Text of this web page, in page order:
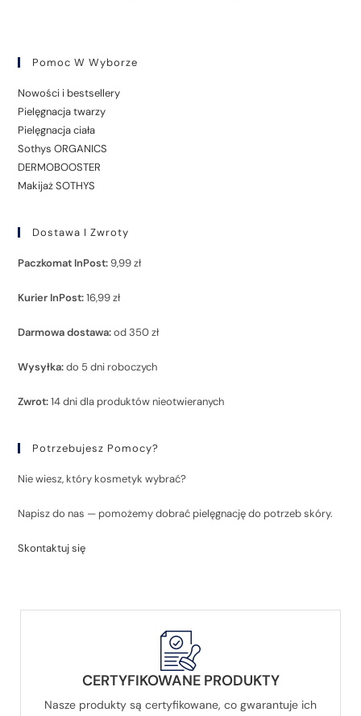
Pomoc W Wyborze
Nowości i bestsellery
Pielęgnacja twarzy
Pielęgnacja ciała
Sothys ORGANICS
DERMOBOOSTER
Makijaż SOTHYS
Dostawa I Zwroty
Paczkomat InPost:9,99 zł
Kurier InPost:16,99 zł
Darmowa dostawa:od 350 zł
Wysyłka:do 5 dni roboczych
Zwrot:14 dni dla produktów nieotwieranych
Potrzebujesz Pomocy?
Nie wiesz, który kosmetyk wybrać?
Napisz do nas — pomożemy dobrać pielęgnację do potrzeb skóry.
Skontaktuj się
CERTYFIKOWANE PRODUKTY
Nasze produkty są certyfikowane, co gwarantuje ich